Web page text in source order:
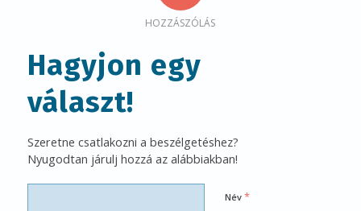
HOZZÁSZÓLÁS
Hagyjon egy
választ!
Szeretne csatlakozni a beszélgetéshez?
Nyugodtan járulj hozzá az alábbiakban!
Név *